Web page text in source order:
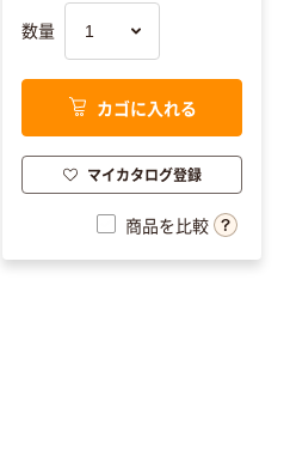
数量
カゴに入れる
マイカタログ登録
商品を比較